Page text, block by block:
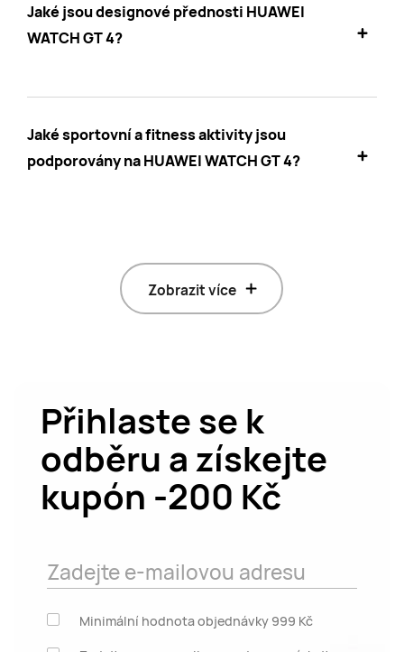
Jaké jsou designové přednosti HUAWEI
WATCH GT 4?
Jaké sportovní a fitness aktivity jsou
podporovány na HUAWEI WATCH GT 4?
Zobrazit více
Přihlaste se k
odběru a získejte
kupón -200 Kč
Zadejte e-mailovou adresu
Minimální hodnota objednávky 999 Kč